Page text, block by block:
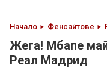
Начало Фенсайтове
Жега! Мбапе
Реал Мадрид